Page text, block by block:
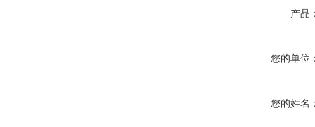
产品
您的单位
您的姓名